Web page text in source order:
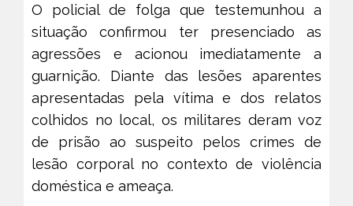
O policial de folga que testemunhou a
situação confirmou ter presenciado as
agressões e acionou imediatamente a
guarnição. Diante das lesões aparentes
apresentadas pela vítima e dos relatos
colhidos no local, os militares deram voz
de prisão ao suspeito pelos crimes de
lesão corporal no contexto de violência
doméstica e ameaça.